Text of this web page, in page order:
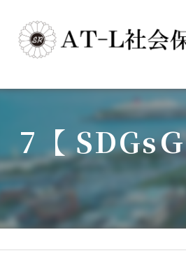
7【 SDGs